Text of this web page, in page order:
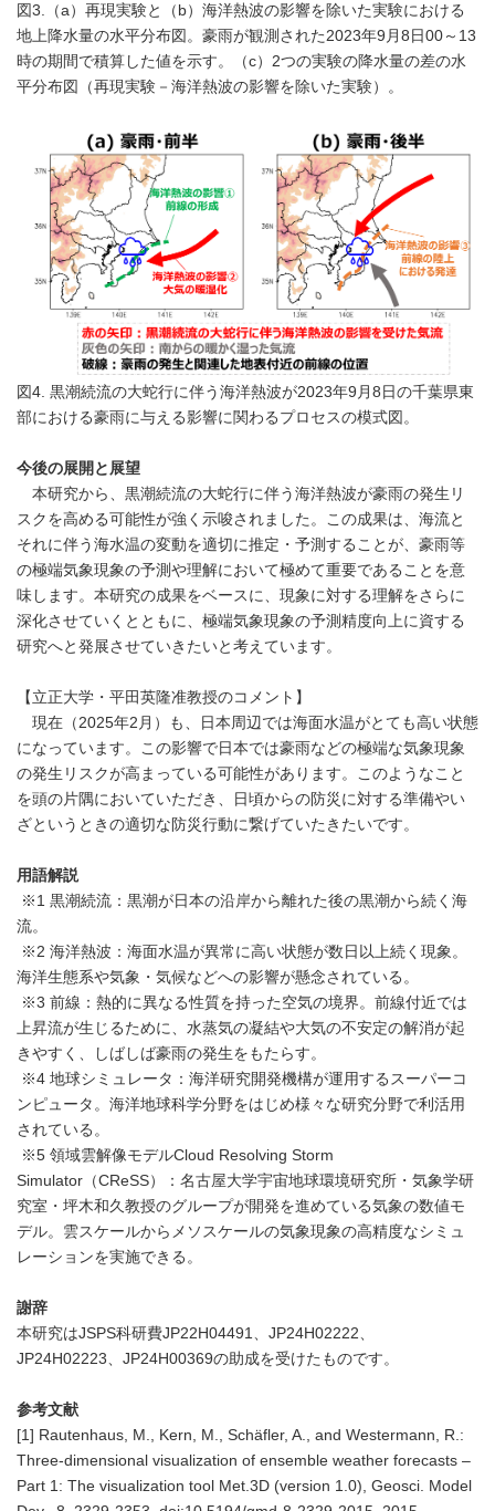
図3.（a）再現実験と（b）海洋熱波の影響を除いた実験における
地上降水量の水平分布図。豪雨が観測された2023年9月8日00～13
時の期間で積算した値を示す。（c）2つの実験の降水量の差の水
平分布図（再現実験－海洋熱波の影響を除いた実験）。
図4. 黒潮続流の大蛇行に伴う海洋熱波が2023年9月8日の千葉県東
部における豪雨に与える影響に関わるプロセスの模式図。
今後の展開と展望
本研究から、黒潮続流の大蛇行に伴う海洋熱波が豪雨の発生リ
スクを高める可能性が強く示唆されました。この成果は、海流と
それに伴う海水温の変動を適切に推定・予測することが、豪雨等
の極端気象現象の予測や理解において極めて重要であることを意
味します。本研究の成果をベースに、現象に対する理解をさらに
深化させていくとともに、極端気象現象の予測精度向上に資する
研究へと発展させていきたいと考えています。
【立正大学・平田英隆准教授のコメント】
現在（2025年2月）も、日本周辺では海面水温がとても高い状態
になっています。この影響で日本では豪雨などの極端な気象現象
の発生リスクが高まっている可能性があります。このようなこと
を頭の片隅においていただき、日頃からの防災に対する準備やい
ざというときの適切な防災行動に繋げていたきたいです。
用語解説
※1 黒潮続流：黒潮が日本の沿岸から離れた後の黒潮から続く海
流。
※2 海洋熱波：海面水温が異常に高い状態が数日以上続く現象。
海洋生態系や気象・気候などへの影響が懸念されている。
※3 前線：熱的に異なる性質を持った空気の境界。前線付近では
上昇流が生じるために、水蒸気の凝結や大気の不安定の解消が起
きやすく、しばしば豪雨の発生をもたらす。
※4 地球シミュレータ：海洋研究開発機構が運用するスーパーコ
ンピュータ。海洋地球科学分野をはじめ様々な研究分野で利活用
されている。
※5 領域雲解像モデルCloud Resolving Storm
Simulator（CReSS）：名古屋大学宇宙地球環境研究所・気象学研
究室・坪木和久教授のグループが開発を進めている気象の数値モ
デル。雲スケールからメソスケールの気象現象の高精度なシミュ
レーションを実施できる。
謝辞
本研究はJSPS科研費JP22H04491、JP24H02222、
JP24H02223、JP24H00369の助成を受けたものです。
参考文献
[1] Rautenhaus, M., Kern, M., Schäfler, A., and Westermann, R.:
Three-dimensional visualization of ensemble weather forecasts –
Part 1: The visualization tool Met.3D (version 1.0), Geosci. Model